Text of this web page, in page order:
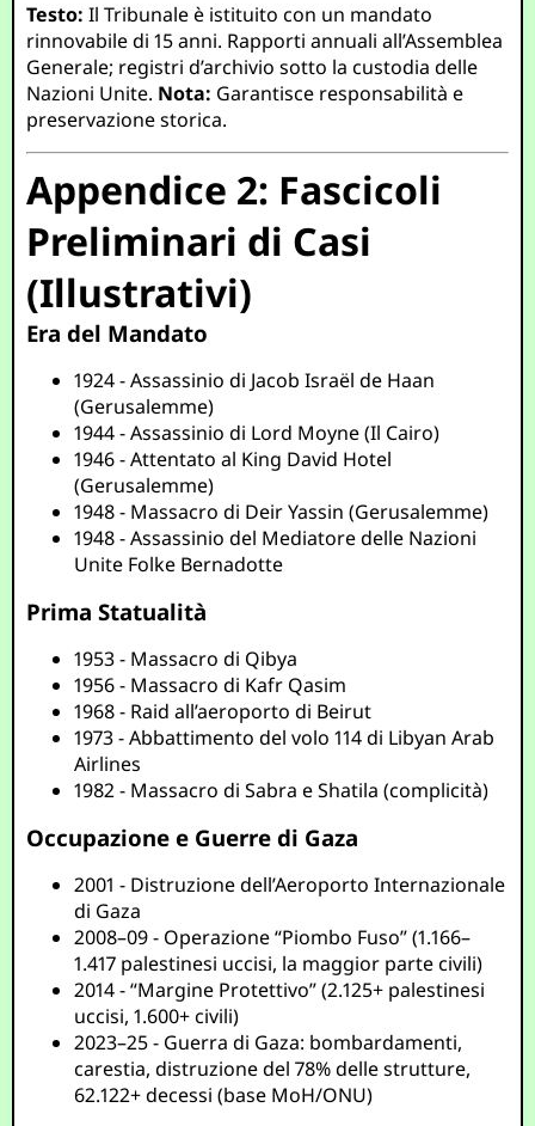
Testo: Il Tribunale è istituito con un mandato
rinnovabile di 15 anni. Rapporti annuali all’Assemblea
Generale; registri d’archivio sotto la custodia delle
Nazioni Unite. Nota: Garantisce responsabilità e
preservazione storica.
Appendice 2: Fascicoli
Preliminari di Casi
(Illustrativi)
Era del Mandato
1924 - Assassinio di Jacob Israël de Haan
(Gerusalemme)
1944 - Assassinio di Lord Moyne (Il Cairo)
1946 - Attentato al King David Hotel
(Gerusalemme)
1948 - Massacro di Deir Yassin (Gerusalemme)
1948 - Assassinio del Mediatore delle Nazioni
Unite Folke Bernadotte
Prima Statualità
1953 - Massacro di Qibya
1956 - Massacro di Kafr Qasim
1968 - Raid all’aeroporto di Beirut
1973 - Abbattimento del volo 114 di Libyan Arab
Airlines
1982 - Massacro di Sabra e Shatila (complicità)
Occupazione e Guerre di Gaza
2001 - Distruzione dell’Aeroporto Internazionale
di Gaza
2008–09 - Operazione “Piombo Fuso” (1.166–
1.417 palestinesi uccisi, la maggior parte civili)
2014 - “Margine Protettivo” (2.125+ palestinesi
uccisi, 1.600+ civili)
2023–25 - Guerra di Gaza: bombardamenti,
carestia, distruzione del 78% delle strutture,
62.122+ decessi (base MoH/ONU)